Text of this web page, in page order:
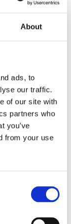
About
ads, to
our traffic.
of our site with
partners who
you’ve
from your use
21", 240mm.